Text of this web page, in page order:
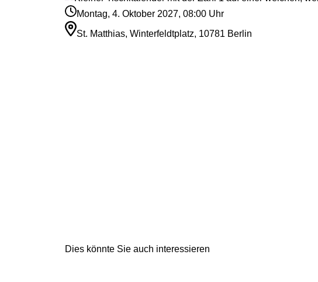
Montag, 4. Oktober 2027, 08:00 Uhr
St. Matthias, Winterfeldtplatz, 10781 Berlin
Dies könnte Sie auch interessieren